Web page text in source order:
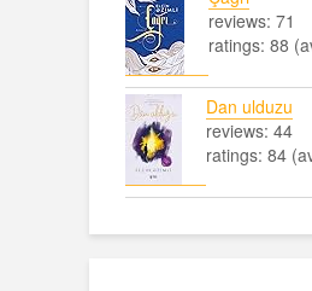
reviews: 71
ratings: 88
Dan ulduzu
reviews: 44
ratings: 84